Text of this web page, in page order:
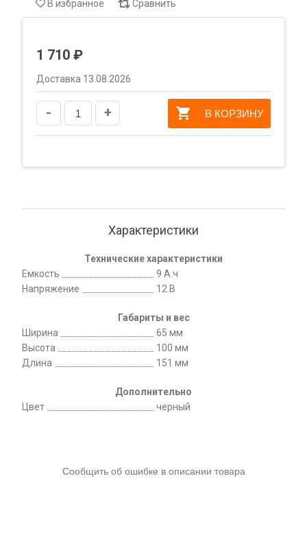
В избранное Сравнить
1 710 ₽
Доставка 13.08.2026
- + В КОРЗИНУ
Характеристики
Технические характеристики
Емкость
9 А.ч
Напряжение
12 В
Габариты и вес
Ширина
65 мм
Высота
100 мм
Длина
151 мм
Дополнительно
Цвет
черный
Сообщить об ошибке в описании товара